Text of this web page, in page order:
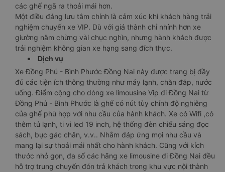
các ghế ngã ra thoải mái hơn.
Một điều đáng lưu tâm chính là cảm xúc khi khách hàng trải
nghiệm chuyến xe VIP. Dù với giá thành chỉ nhỉnh hơn xe
giường nằm chừng vài chục nghìn, nhưng hành khách được
trải nghiệm không gian xe hạng sang đích thực.
Dịch vụ
Xe Đồng Phú - Bình Phước Đồng Nai này được trang bị đầy
đủ các tiện ích thông thường như máy lạnh, chăn đắp, nước
uống. Điểm cộng cho dòng xe limousine Vip đi Đồng Nai từ
Đồng Phú - Bình Phước là ghế có nút tùy chỉnh độ nghiêng
của ghế phù hợp với nhu cầu của hành khách. Xe có Wifi ,có
thêm tủ lạnh, ti vi led 19 inch, hệ thống đèn chiếu sáng đọc
sách, bục gác chân, v.v.. Nhằm đáp ứng mọi nhu cầu và
mang lại sự thoải mái nhất cho hành khách. Cũng với kích
thước nhỏ gọn, đa số các hãng xe limousine đi Đồng Nai đều
hỗ trợ trung chuyển đón trả khách trong khu vực nội thành